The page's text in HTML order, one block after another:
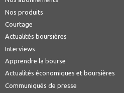
Nos produits
Courtage
Actualités boursières
Interviews
Apprendre la bourse
Actualités économiques et boursières
Communiqués de presse